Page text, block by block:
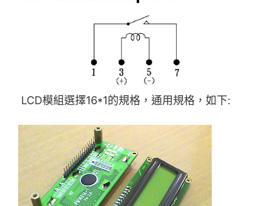
LCD模組選擇16*1的規格，通用規格，如下: